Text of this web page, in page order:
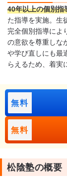
40年以上の個別指
た指導を実施。生
完全個別指導によ
の意欲を尊重しな
や学び直しにも最
らえるため、着実
無料
無料
松陰塾の概要